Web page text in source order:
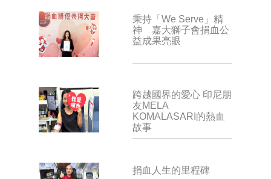
秉持「We Serve」精
神 嘉大獅子會捐血公
益成果亮眼
跨越國界的愛心 印尼朋
友MELA
KOMALASARI的熱血
故事
捐血人生的里程碑